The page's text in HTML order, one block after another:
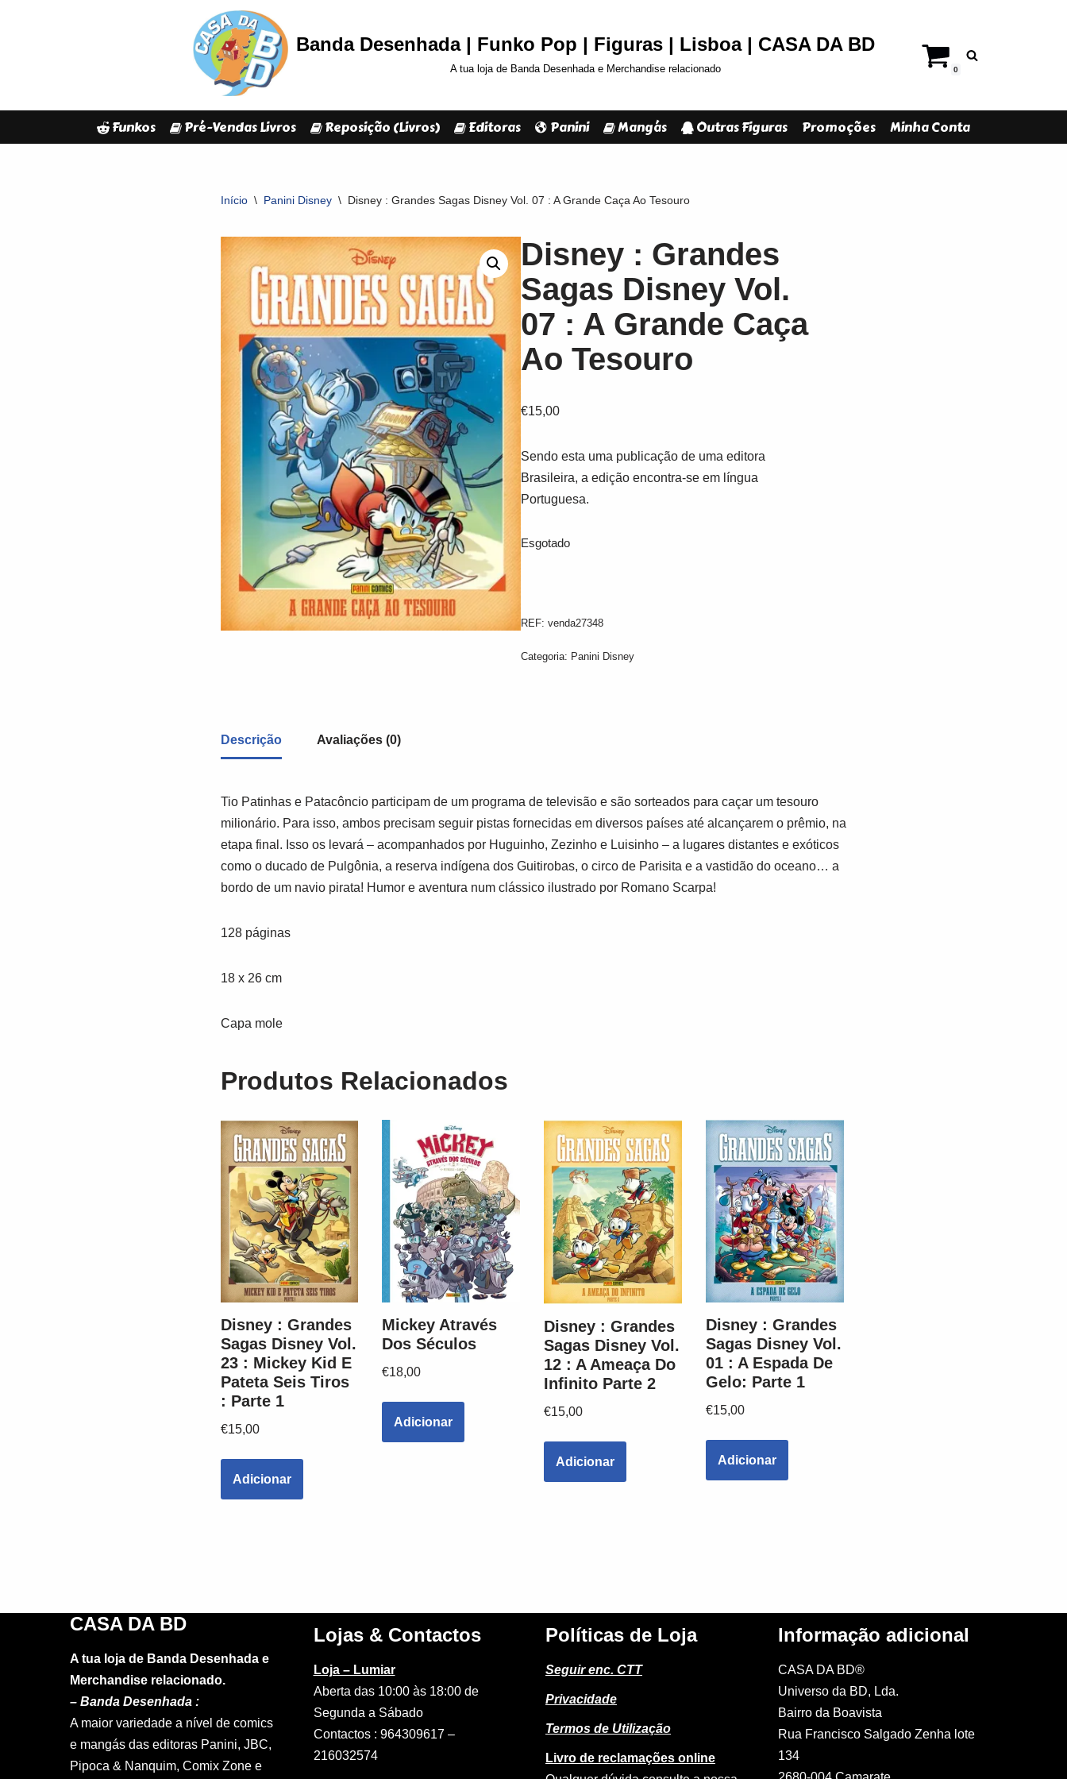
conteúdo
Banda Desenhada | Funko Pop | Figuras | Lisboa | CASA DA BD
A tua loja de Banda Desenhada e Merchandise relacionado 0
Funkos Pré-Vendas Livros Reposição (Livros) Editoras Panini Mangás Outras Figuras Promoções Minha Conta
Início \ Panini Disney \ Disney : Grandes Sagas Disney Vol. 07 : A Grande Caça Ao Tesouro
Disney : Grandes
Sagas Disney Vol.
07 : A Grande Caça
Ao Tesouro
€15,00
Sendo esta uma publicação de uma editora
Brasileira, a edição encontra-se em língua
Portuguesa.
Esgotado
REF:venda27348
Categoria: Panini Disney
Descrição Avaliações (0)
Tio Patinhas e Patacôncio participam de um programa de televisão e são sorteados para caçar um tesouro
milionário. Para isso, ambos precisam seguir pistas fornecidas em diversos países até alcançarem o prêmio, na
etapa final. Isso os levará – acompanhados por Huguinho, Zezinho e Luisinho – a lugares distantes e exóticos
como o ducado de Pulgônia, a reserva indígena dos Guitirobas, o circo de Parisita e a vastidão do oceano… a
bordo de um navio pirata! Humor e aventura num clássico ilustrado por Romano Scarpa!
128 páginas
18 x 26 cm
Capa mole
Produtos Relacionados
Disney : Grandes
Sagas Disney Vol.
23 : Mickey Kid E
Pateta Seis Tiros
: Parte 1
€15,00
Adicionar
Mickey Através
Dos Séculos
€18,00
Adicionar
Disney : Grandes
Sagas Disney Vol.
12 : A Ameaça Do
Infinito Parte 2
€15,00
Adicionar
Disney : Grandes
Sagas Disney Vol.
01 : A Espada De
Gelo: Parte 1
€15,00
Adicionar
CASA DA BD
A tua loja de Banda Desenhada e
Merchandise relacionado.
– Banda Desenhada :
A maior variedade a nível de comics
e mangás das editoras Panini, JBC,
Pipoca & Nanquim, Comix Zone e
Lojas & Contactos
Loja – Lumiar
Aberta das 10:00 às 18:00 de
Segunda a Sábado
Contactos : 964309617 –
216032574
Políticas de Loja
Seguir enc. CTT
Privacidade
Termos de Utilização
Livro de reclamações online
Informação adicional
CASA DA BD®
Universo da BD, Lda.
Bairro da Boavista
Rua Francisco Salgado Zenha lote
134